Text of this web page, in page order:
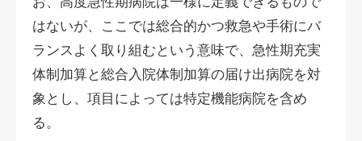
はないが、ここでは総合的かつ救急や手術にバ
ランスよく取り組むという意味で、急性期充実
体制加算と総合入院体制加算の届け出病院を対
象とし、項目によっては特定機能病院を含め
る。